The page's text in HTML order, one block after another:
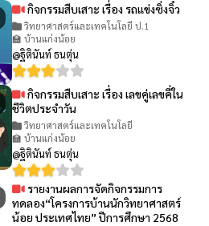
กิจกรรมสืบเสาะ เรื่อง รถแข่งซิ่งจิ๋ว
วิทยาศาสตร์และเทคโนโลยี ป.1
🏫 บ้านแก่งน้อย
@ฐิตินันท์ ธนตุ่น
กิจกรรมสืบเสาะ เรื่อง เลขคู่เลขคี่ใน
ชีวิตประจำวัน
วิทยาศาสตร์และเทคโนโลยี
🏫 บ้านแก่งน้อย
@ฐิตินันท์ ธนตุ่น
รายงานผลการจัดกิจกรรมการ
ทดลอง“โครงการบ้านนักวิทยาศาสตร์
น้อย ประเทศไทย” ปีการศึกษา 2568